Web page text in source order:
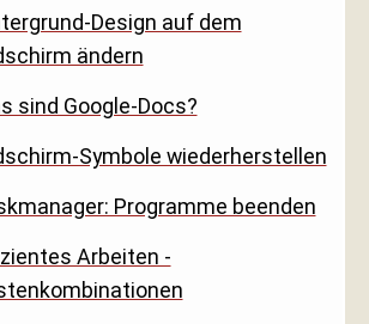
Design auf dem
ändern
sind Google-Docs?
Symbole wiederherstellen
Programme beenden
Arbeiten -